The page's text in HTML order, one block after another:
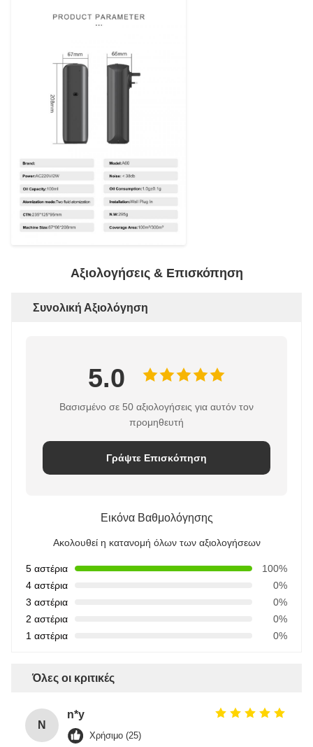
Αξιολογήσεις & Επισκόπηση
Συνολική Αξιολόγηση
5.0
Βασισμένο σε 50 αξιολογήσεις για αυτόν τον
προμηθευτή
Γράψτε Επισκόπηση
Εικόνα Βαθμολόγησης
Ακολουθεί η κατανομή όλων των αξιολογήσεων
5 αστέρια
100%
4 αστέρια
0%
3 αστέρια
0%
2 αστέρια
0%
1 αστέρια
0%
Όλες οι κριτικές
N
n*y
Χρήσιμο (25)